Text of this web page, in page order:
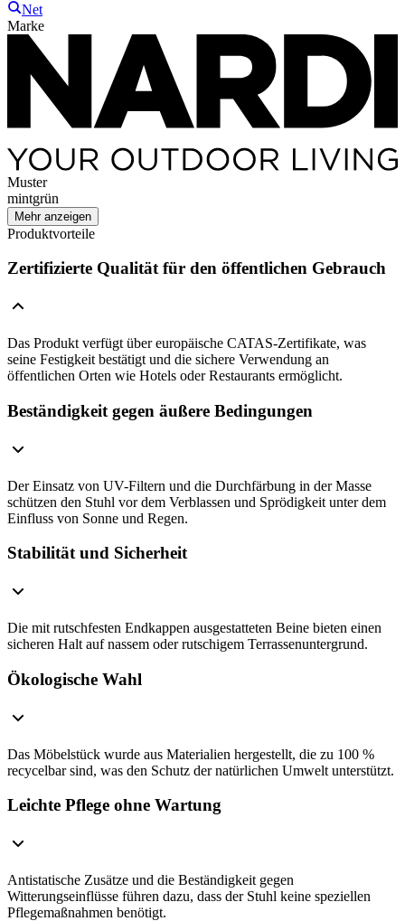
Net
Marke
Muster
mintgrün
Mehr anzeigen
Produktvorteile
Zertifizierte Qualität für den öffentlichen Gebrauch
Das Produkt verfügt über europäische CATAS-Zertifikate, was
seine Festigkeit bestätigt und die sichere Verwendung an
öffentlichen Orten wie Hotels oder Restaurants ermöglicht.
Beständigkeit gegen äußere Bedingungen
Der Einsatz von UV-Filtern und die Durchfärbung in der Masse
schützen den Stuhl vor dem Verblassen und Sprödigkeit unter dem
Einfluss von Sonne und Regen.
Stabilität und Sicherheit
Die mit rutschfesten Endkappen ausgestatteten Beine bieten einen
sicheren Halt auf nassem oder rutschigem Terrassenuntergrund.
Ökologische Wahl
Das Möbelstück wurde aus Materialien hergestellt, die zu 100 %
recycelbar sind, was den Schutz der natürlichen Umwelt unterstützt.
Leichte Pflege ohne Wartung
Antistatische Zusätze und die Beständigkeit gegen
Witterungseinflüsse führen dazu, dass der Stuhl keine speziellen
Pflegemaßnahmen benötigt.